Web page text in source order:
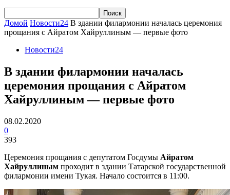
Домой Новости24 В здании филармонии началась церемония
прощания с Айратом Хайруллиным — первые фото
Новости24
В здании филармонии началась
церемония прощания с Айратом
Хайруллиным — первые фото
08.02.2020
0
393
Церемония прощания с депутатом Госдумы Айратом
Хайруллиным проходит в здании Татарской государственной
филармонии имени Тукая. Начало состоится в 11:00.